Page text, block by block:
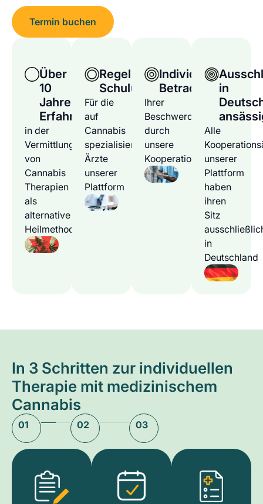
Termin buchen
Über
10
Jahre
Erfahrung
in der
Vermittlung
von
Cannabis
Therapien
als
alternative
Heilmethode
Regelmäßige
Schulungen
Für die
auf
Cannabis
spezialisierten
Ärzte
unserer
Plattform
Individuelle
Betrachtung
Ihrer
Beschwerden
durch
unsere
Kooperationsärzte
in
Alle
unserer
Plattform
haben
ihren
Sitz
in
Deutschland
In 3 Schritten zur individuellen
Therapie mit medizinischem
Cannabis
01 02 03